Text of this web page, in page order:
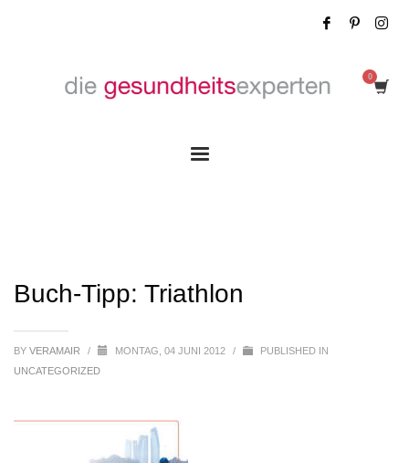
Buch-Tipp: Triathlon
BY VERAMAIR / MONTAG, 04 JUNI 2012 /
PUBLISHED IN
UNCATEGORIZED